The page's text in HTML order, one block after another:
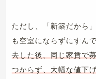
ただし、「新築だから
も空室にならずにすん
去した後、同じ家賃で
つからず、大幅な値下